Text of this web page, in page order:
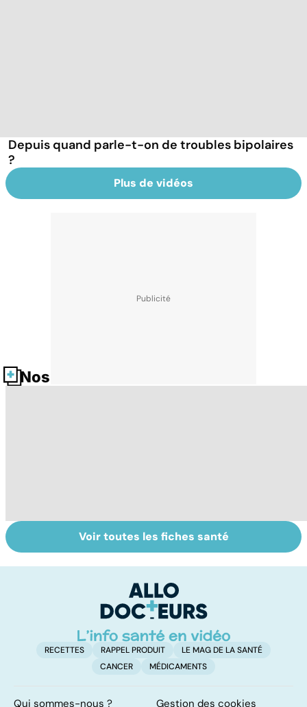
Depuis quand parle-t-on de troubles bipolaires
?
Plus de vidéos
Nos fiches santé
bipolaires : de
Les Français
accros aux
Voir toutes les fiches santé
RECETTES RAPPEL PRODUIT
LE MAG DE LA SANTÉ
CANCER
MÉDICAMENTS
Qui sommes-nous ? Gestion des cookies